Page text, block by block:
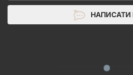
ваші подальші пошуки. Уся
загальновідомою (відкритою
неігрові персонажі ніколи не
зісканувати предмет або пройти
НАПИСАТИ